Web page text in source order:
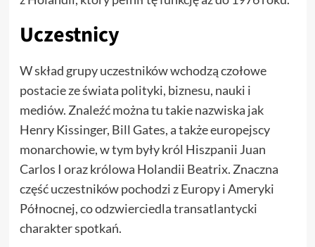
Uczestnicy
W skład grupy uczestników wchodzą czołowe
postacie ze świata polityki, biznesu, nauki i
mediów. Znaleźć można tu takie nazwiska jak
Henry Kissinger, Bill Gates, a także europejscy
monarchowie, w tym były król Hiszpanii Juan
Carlos I oraz królowa Holandii Beatrix. Znaczna
część uczestników pochodzi z Europy i Ameryki
Północnej, co odzwierciedla transatlantycki
charakter spotkań.